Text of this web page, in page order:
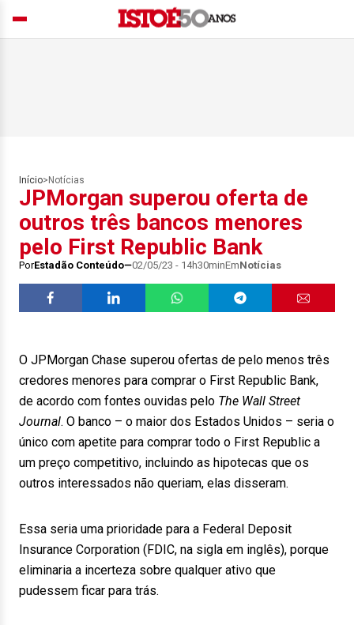
Início> Notícias
JPMorgan superou oferta de
outros três bancos menores
pelo First Republic Bank
PorEstadão Conteúdo 02/05/23 - 14h30minEmNotícias
O JPMorgan Chase superou ofertas de pelo menos três
credores menores para comprar o First Republic Bank,
de acordo com fontes ouvidas pelo The Wall Street
Journal. O banco – o maior dos Estados Unidos – seria o
único com apetite para comprar todo o First Republic a
um preço competitivo, incluindo as hipotecas que os
outros interessados não queriam, elas disseram.
Essa seria uma prioridade para a Federal Deposit
Insurance Corporation (FDIC, na sigla em inglês), porque
eliminaria a incerteza sobre qualquer ativo que
pudessem ficar para trás.